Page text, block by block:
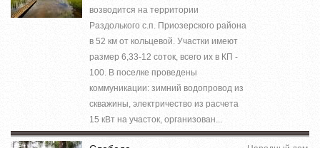
возводится на территории
Раздолького с.п. Приозерского района
в 52 км от кольцевой. Участки имеют
размер 6,33-12 соток, всего их в КП -
100. В поселке проведены
коммуникации: зимний водопровод из
скважины, электричество из расчета
15 кВт на участок, организован...